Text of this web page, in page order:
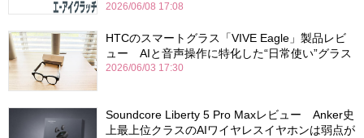
2026/06/08 17:08
HTCのスマートグラス「VIVE Eagle」製品レビ
ュー AIと音声操作に特化した“日常使い”グラス
2026/06/03 17:30
Soundcore Liberty 5 Pro Maxレビュー Anker史
上最上位クラスのAIワイヤレスイヤホンは弱点が